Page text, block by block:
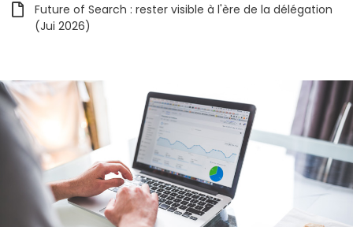
Future of Search : rester visible à l'ère de la délégation
(Jui 2026)